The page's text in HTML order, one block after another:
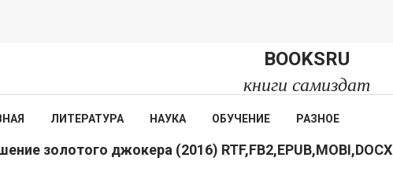
BOOKSRU
книги самиздат
ЛИТЕРАТУРА НАУКА ОБУЧЕНИЕ РАЗНОЕ
золотого джокера (2016) RTF,FB2,EPUB,MOBI,DOCX